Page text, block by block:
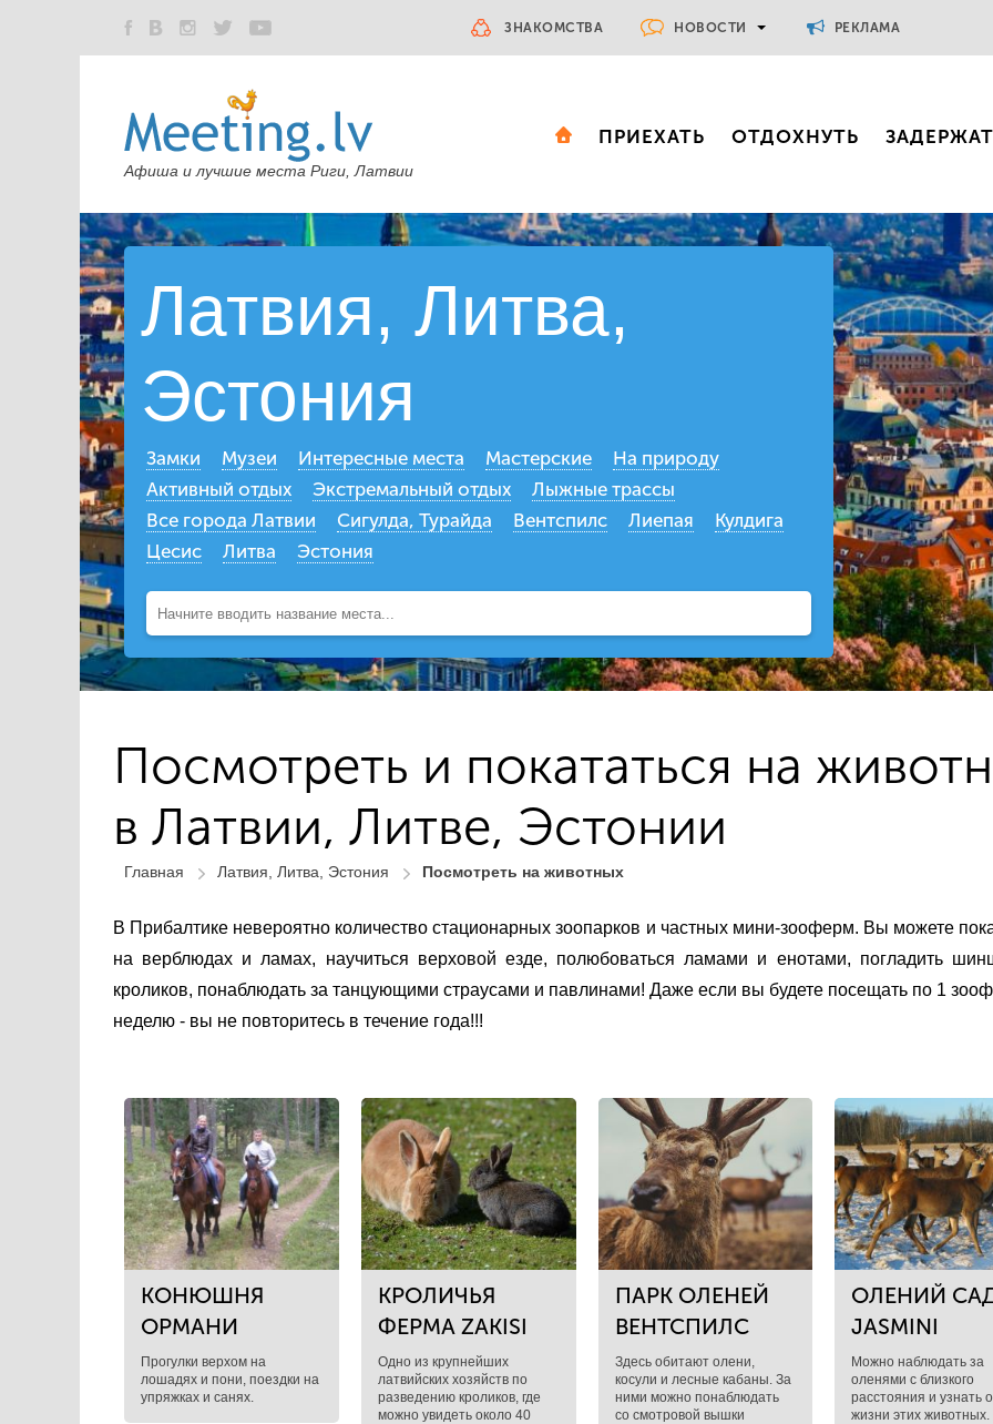
ЗНАКОМСТВА НОВОСТИ РЕКЛАМА
Афиша и лучшие места Риги, Латвии
ПРИЕХАТЬ ОТДОХНУТЬ
Латвия, Литва,
Эстония
Замки Музеи Интересные места Мастерские
На природу
Активный отдых
Экстремальный отдых
Лыжные трассы
Все города Латвии
Сигулда, Турайда Вентспилс Лиепая
Кулдига
Цесис
Литва Эстония
Посмотреть и покататься на
в Латвии, Литве, Эстонии
Главная Латвия, Литва, Эстония Посмотреть на животных
В Прибалтике невероятно количество стационарных зоопарков и частных мини-зооферм. Вы можете
на верблюдах и ламах, научиться верховой езде, полюбоваться ламами и енотами, погладить
кроликов, понаблюдать за танцующими страусами и павлинами! Даже если вы будете посещать по 1
неделю - вы не повторитесь в течение года!!!
КОНЮШНЯ
ОРМАНИ
Прогулки верхом на
лошадях и пони, поездки на
упряжках и санях.
КРОЛИЧЬЯ
ФЕРМА ZAKISI
Одно из крупнейших
латвийских хозяйств по
разведению кроликов, где
можно увидеть около 40
ПАРК ОЛЕНЕЙ
ВЕНТСПИЛС
Здесь обитают олени,
косули и лесные кабаны. За
ними можно понаблюдать
со смотровой вышки
ОЛЕНИЙ
JASMINI
Можно наблюдать за
оленями с близкого
расстояния и узнать о
жизни этих животных.